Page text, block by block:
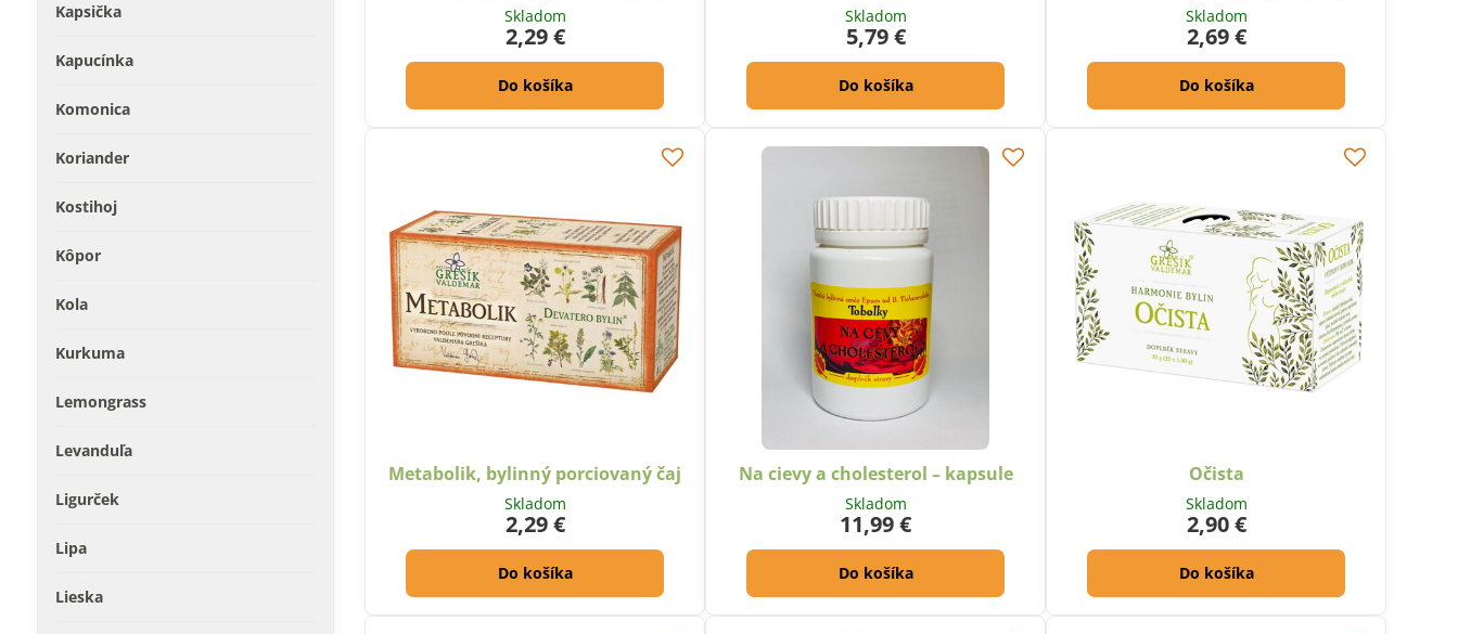
Skladom
2,29 €
Do košíka
Skladom
5,79 €
Do košíka
Skladom
2,69 €
Do košíka
Metabolik, bylinný porciovaný čaj
Skladom
2,29 €
Do košíka
Na cievy a cholesterol – kapsule
Skladom
11,99 €
Do košíka
Očista
Skladom
2,90 €
Do košíka
Kapsička
Kapucínka
Komonica
Koriander
Kostihoj
Kôpor
Kola
Kurkuma
Lemongrass
Levanduľa
Ligurček
Lipa
Lieska